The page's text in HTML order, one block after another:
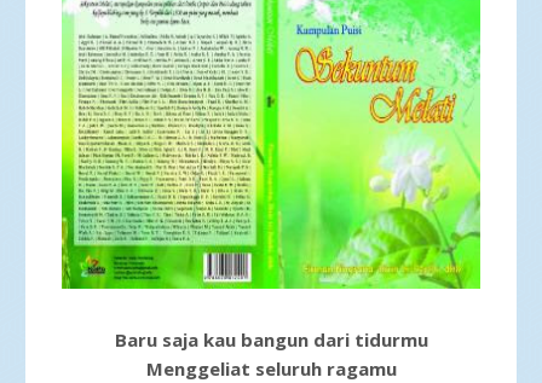
Baru saja kau bangun dari tidurmu
Menggeliat seluruh ragamu